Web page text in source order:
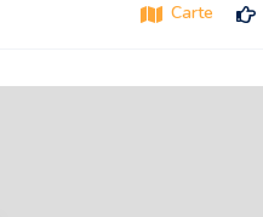
Carte